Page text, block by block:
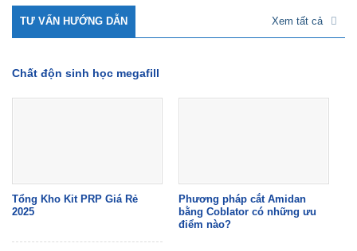
TƯ VẤN HƯỚNG DẪN Xem tất cả
Chất độn sinh học megafill
Tổng Kho Kit PRP Giá Rẻ
2025
Phương pháp cắt Amidan
bằng Coblator có những ưu
điểm nào?